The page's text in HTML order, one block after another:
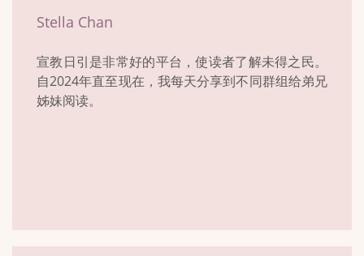
Stella Chan
宣教日引是非常好的平台，使读者了解未得之民。
自2024年直至现在，我每天分享到不同群组给弟兄
姊妹阅读。